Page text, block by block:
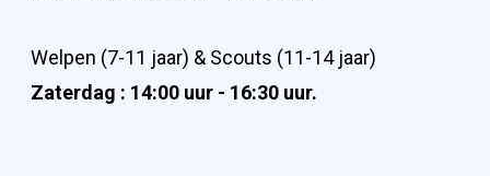
Welpen (7-11 jaar) & Scouts (11-14 jaar)
Zaterdag : 14:00 uur - 16:30 uur.